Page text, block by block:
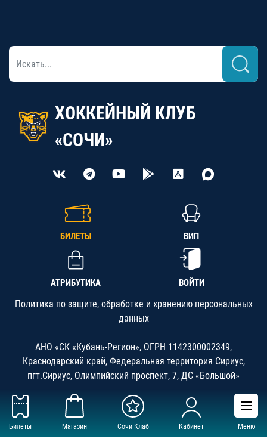
Билеты Магазин Сочи Клаб Кабинет Меню
ХОККЕЙНЫЙ КЛУБ
«СОЧИ»
БИЛЕТЫ ВИП
АТРИБУТИКА ВОЙТИ
Политика по защите, обработке и хранению персональных
данных
АНО «СК «Кубань-Регион», ОГРН 1142300002349,
Краснодарский край, Федеральная территория Сириус,
пгт.Сириус, Олимпийский проспект, 7, ДС «Большой»